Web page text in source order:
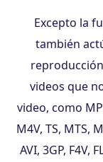
Excepto la
también
videos que
video, como
M4V, TS, MTS,
AVI, 3GP, F4V,